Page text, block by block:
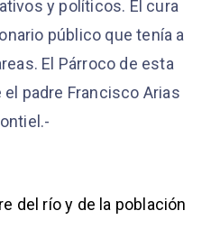
y políticos. El cura
público que tenía a
El Párroco de esta
padre Francisco Arias
del río y de la población